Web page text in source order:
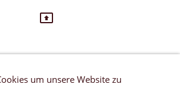
VERTRAG WIDERRUFEN
um unsere Website zu